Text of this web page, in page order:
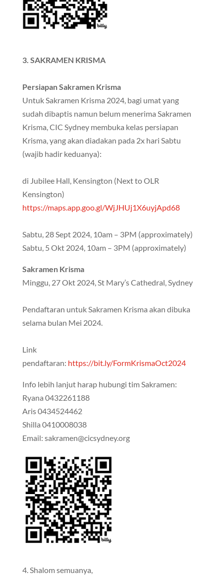
3. SAKRAMEN KRISMA
Persiapan Sakramen Krisma
Untuk Sakramen Krisma 2024, bagi umat yang
sudah dibaptis namun belum menerima Sakramen
Krisma, CIC Sydney membuka kelas persiapan
Krisma, yang akan diadakan pada 2x hari Sabtu
(wajib hadir keduanya):
di Jubilee Hall, Kensington (Next to OLR
Kensington)
https://maps.app.goo.gl/WjJHUj1X6uyjApd68
Sabtu, 28 Sept 2024, 10am – 3PM (approximately)
Sabtu, 5 Okt 2024, 10am – 3PM (approximately)
Sakramen Krisma
Minggu, 27 Okt 2024, St Mary’s Cathedral, Sydney
Pendaftaran untuk Sakramen Krisma akan dibuka
selama bulan Mei 2024.
Link
pendaftaran: https://bit.ly/FormKrismaOct2024
Info lebih lanjut harap hubungi tim Sakramen:
Ryana 0432261188
Aris 0434524462
Shilla 0410008038
Email: sakramen@cicsydney.org
4. Shalom semuanya,